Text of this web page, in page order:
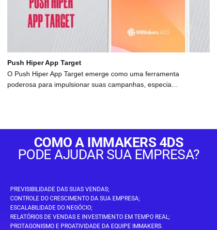
Push Hiper App Target
O Push Hiper App Target emerge como uma ferramenta
poderosa para impulsionar suas campanhas, especia…
COMO A IMMAKERS 4DS
PODE AJUDAR SUA EMPRESA?
PREVISIBILIDADE DAS SUAS VENDAS;
CONTROLE DO CRESCIMENTO DA SUA EMPRESA;
ESCALABILIDADE DO NEGÓCIO;
RELATÓRIOS DE VENDAS E INVESTIMENTO EM TEMPO REAL;
PROTAGONISMO E PROATIVIDADE DA EQUIPE IMMAKERS.